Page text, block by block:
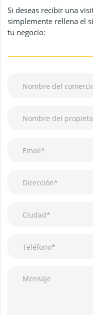
Si deseas recibir una
simplemente rellena el
tu negocio: